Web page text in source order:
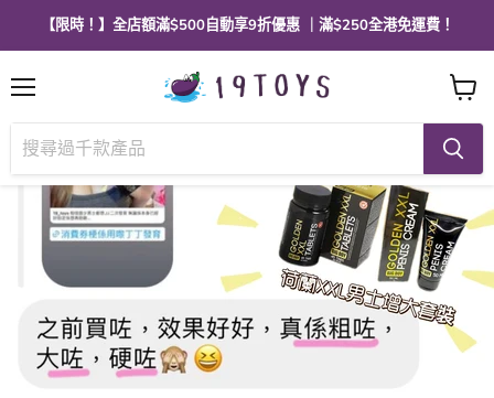
【限時！】全店額滿$500自動享9折優惠 ｜滿$250全港免運費！
單
查
看
購
物
車